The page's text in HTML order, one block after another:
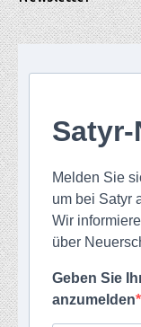
Melden Sie
um bei Satyr
Wir
über
Geben Sie
anzumelden